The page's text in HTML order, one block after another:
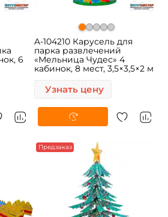
6
A-104210 Карусель для
парка развлечений
«Мельница Чудес» 4
кабинок, 8 мест, 3,5×3,5×2 м
Узнать цену
Предзаказ